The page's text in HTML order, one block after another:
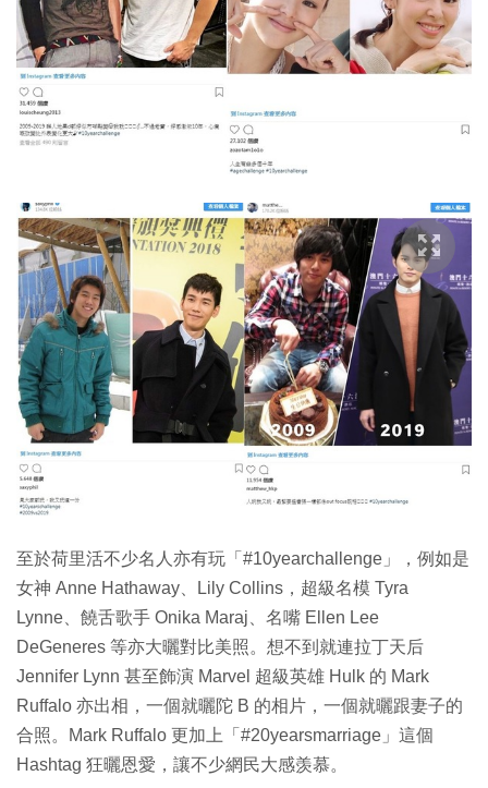
至於荷里活不少名人亦有玩「#10yearchallenge」，例如是
女神 Anne Hathaway、Lily Collins，超級名模 Tyra
Lynne、饒舌歌手 Onika Maraj、名嘴 Ellen Lee
DeGeneres 等亦大曬對比美照。想不到就連拉丁天后
Jennifer Lynn 甚至飾演 Marvel 超級英雄 Hulk 的 Mark
Ruffalo 亦出相，一個就曬陀 B 的相片，一個就曬跟妻子的
合照。Mark Ruffalo 更加上「#20yearsmarriage」這個
Hashtag 狂曬恩愛，讓不少網民大感羡慕。